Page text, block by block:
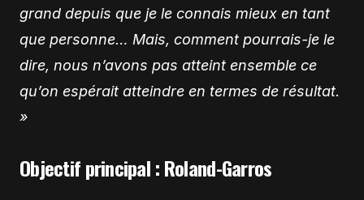
grand depuis que je le connais mieux en tant
que personne… Mais, comment pourrais-je le
dire, nous n’avons pas atteint ensemble ce
qu’on espérait atteindre en termes de résultat.
»
Objectif principal : Roland-Garros